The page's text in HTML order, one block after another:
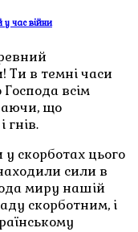
час війни
Ти в темні часи
всім
що
гнів.
скорботах цього
сили в
миру нашій
скорботним, і